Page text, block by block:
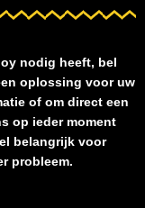
nodig heeft, bel
oplossing voor uw
of om direct een
op ieder moment
belangrijk voor
probleem.